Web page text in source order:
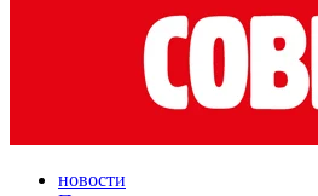
новости